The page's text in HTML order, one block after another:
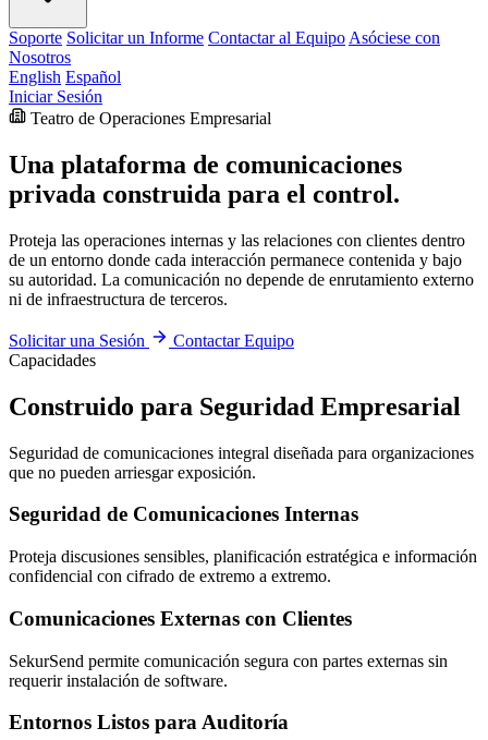
Soporte Solicitar un Informe Contactar al Equipo Asóciese con
Nosotros
English Español
Iniciar Sesión
Teatro de Operaciones Empresarial
Una plataforma de comunicaciones
privada construida para el control.
Proteja las operaciones internas y las relaciones con clientes dentro
de un entorno donde cada interacción permanece contenida y bajo
su autoridad. La comunicación no depende de enrutamiento externo
ni de infraestructura de terceros.
Solicitar una Sesión
Contactar Equipo
Capacidades
Construido para Seguridad Empresarial
Seguridad de comunicaciones integral diseñada para organizaciones
que no pueden arriesgar exposición.
Seguridad de Comunicaciones Internas
Proteja discusiones sensibles, planificación estratégica e información
confidencial con cifrado de extremo a extremo.
Comunicaciones Externas con Clientes
SekurSend permite comunicación segura con partes externas sin
requerir instalación de software.
Entornos Listos para Auditoría